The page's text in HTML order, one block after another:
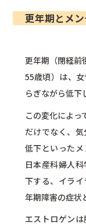
更年期とメ
更年期（閉経前
55歳頃）は、
らぎながら低下
この変化によっ
だけでなく、
低下といったメ
日本産科婦人
下する、イラ
年期障害の症状
エストロゲン